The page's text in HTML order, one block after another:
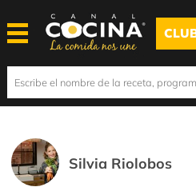
Silvia Riolobos